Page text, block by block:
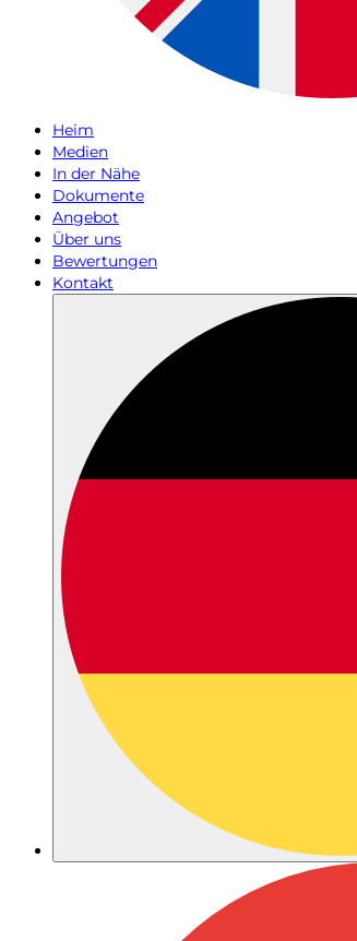
Heim
Medien
In der Nähe
Dokumente
Angebot
Über uns
Bewertungen
Kontakt